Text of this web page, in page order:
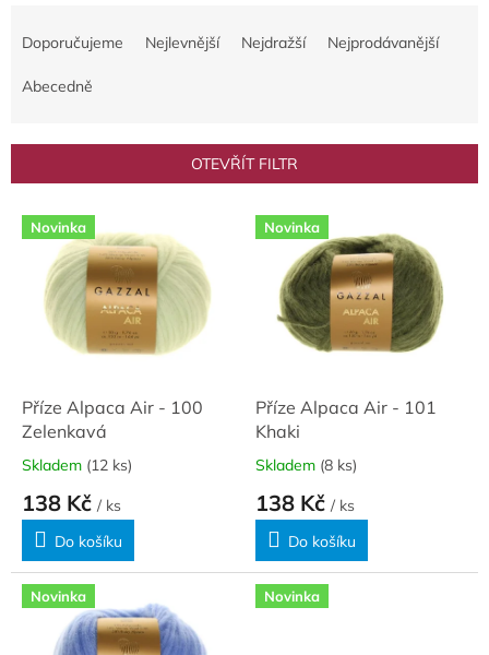
r
d
Doporučujeme Nejlevnější Nejdražší Nejprodávanější
Abecedně
OTEVŘÍT FILTR
V
u
Novinka
Příze Alpaca Air - 100
Zelenkavá
Skladem (12 ks)
138 Kč / ks
Do košíku
Novinka
Příze Alpaca Air - 101
Khaki
Skladem (8 ks)
138 Kč / ks
Do košíku
Novinka Novinka